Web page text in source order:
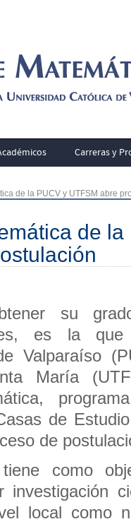
Carreras y
de la PUCV y UTFSM abre
de
su
es la
Valparaíso
María
de
de
como
investigación
local como